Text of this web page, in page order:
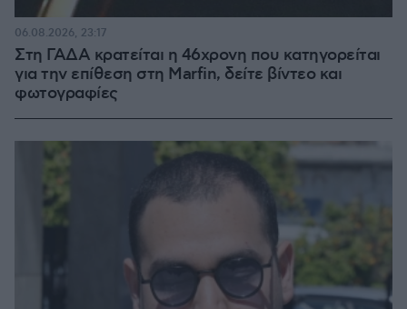
Στη ΓΑΔΑ κρατείται η 46χρονη που κατηγορείται
για την επίθεση στη Marfin, δείτε βίντεο και
φωτογραφίες
06.08.2026, 23:17